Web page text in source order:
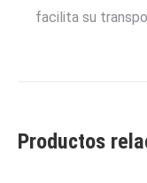
facilita su
Productos